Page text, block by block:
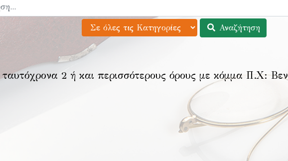
Αναζήτηση
2 ή και περισσότερους όρους με κόμμα Π.Χ: